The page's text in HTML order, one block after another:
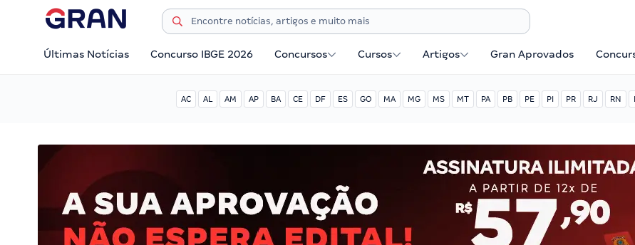
Últimas Notícias Concurso IBGE 2026 Concursos Cursos Artigos Gran Aprovados
AC AL AM AP BA CE DF ES GO MA MG MS MT PA PB PE PI PR RJ RN